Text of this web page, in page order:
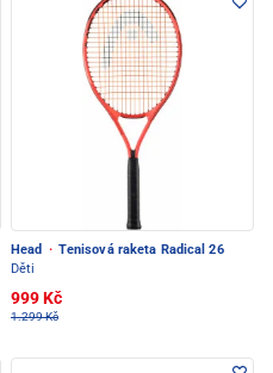
Head · Tenisová raketa Radical 26
Děti
999 Kč
1.299 Kč